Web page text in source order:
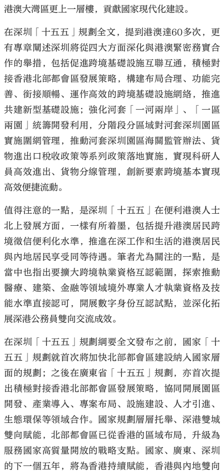
港澳大灣區更上一層樓，貢獻國家現代化建設。
在深圳「十五五」規劃全文，提到港澳達60多次，更
有專章闡述深圳將從四大方面深化與港澳緊密務實合
作的舉措，包括促進跨境基礎設施互聯互通，積極對
接香港北部都會區發展策略，構建布局合理、功能完
善、銜接順暢、運作高效的跨境基礎設施網絡，推進
共建新型基礎設施；強化河套「一河兩岸」、「一區
兩園」統籌開發利用，分階段分區域對河套深圳園區
實施圍網管理，推動河套深圳園區海關監管辦法、貨
物進出口稅收政策等系列政策落地實施，實現科研人
員高效進出、貨物分線管理，創新要素跨境基本實現
高效便捷流動。
值得注意的一點，是深圳「十五五」在便利港澳人士
北上發展方面，一樣有所着墨，包括提升港澳居民跨
境徵信便利化水準，推進在深工作和生活的港澳居民
與內地居民享受同等待遇。筆者尤為關注的一點，是
當中也指出要擴大跨境執業資格互認範圍，探索推動
醫療、建築、金融等領域境外專業人才執業資格及技
能水準直接認可，開展數字身份互認試點，並深化拓
展深港公務員雙向交流成效。
在深圳「十五五」規劃綱要全文發布之前，國家「十
五五」規劃就首次將加快北部都會區建設納入國家層
面的規劃；之後在廣東省「十五五」規劃，亦首次提
出積極對接香港北部都會區發展策略，協同開展園區
開發、產業導入、專案布局、設施建設、人才引進、
生態環保等領域合作。國家規劃層層托舉、深港雙城
雙向賦能，北部都會區已從香港的區域布局，升級為
服務國家高質量開放的戰略支點。國家、廣東、深圳
的下一個五年，將為香港持續賦能，香港與內地雙向